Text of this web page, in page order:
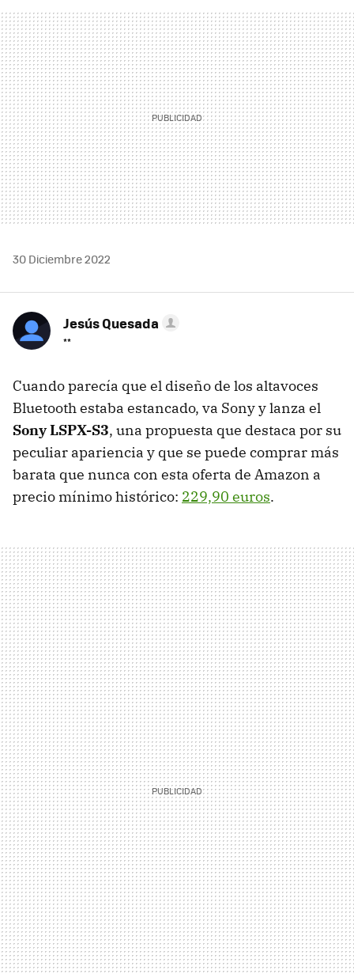
MAIL
30 Diciembre 2022
Jesús Quesada
**
Cuando parecía que el diseño de los altavoces
Bluetooth estaba estancado, va Sony y lanza el
Sony LSPX-S3, una propuesta que destaca por su
peculiar apariencia y que se puede comprar más
barata que nunca con esta oferta de Amazon a
precio mínimo histórico: 229,90 euros.